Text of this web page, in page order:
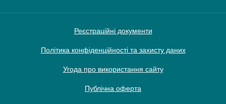
Реєстраційні документи
Політика конфіденційності та захисту даних
Угода про використання сайту
Публічна оферта